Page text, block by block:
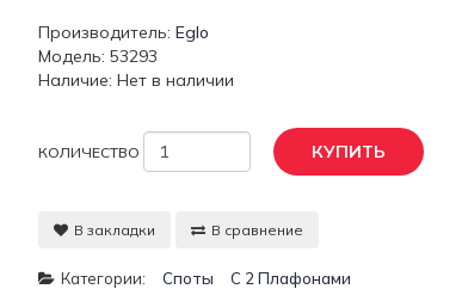
Производитель: Eglo
Модель: 53293
Наличие: Нет в наличии
КОЛИЧЕСТВО КУПИТЬ
В закладки В сравнение
Категории: Споты С 2 Плафонами